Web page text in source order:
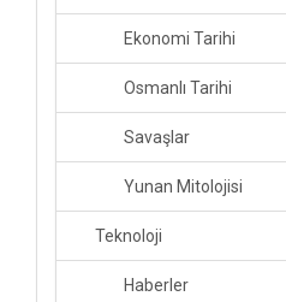
Ekonomi Tarihi
Osmanlı Tarihi
Savaşlar
Yunan Mitolojisi
Teknoloji
Haberler